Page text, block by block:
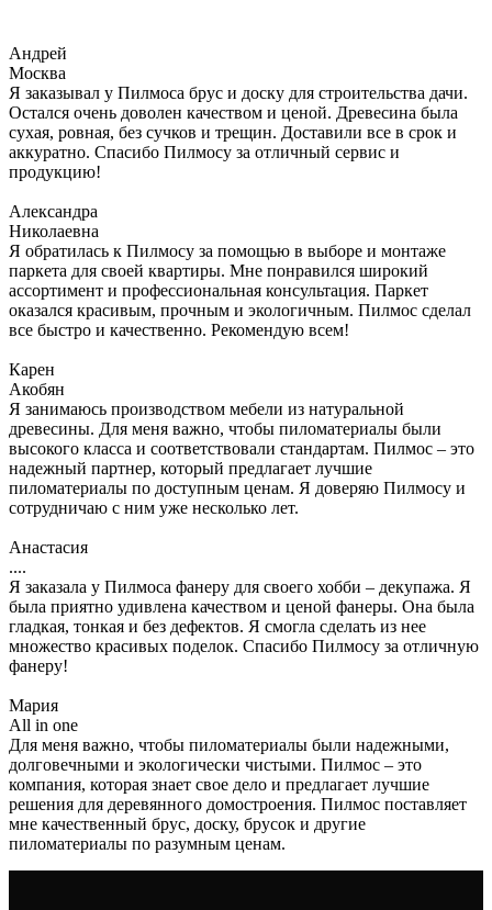
Андрей
Москва
Я заказывал у Пилмоса брус и доску для строительства дачи.
Остался очень доволен качеством и ценой. Древесина была
сухая, ровная, без сучков и трещин. Доставили все в срок и
аккуратно. Спасибо Пилмосу за отличный сервис и
продукцию!
Александра
Николаевна
Я обратилась к Пилмосу за помощью в выборе и монтаже
паркета для своей квартиры. Мне понравился широкий
ассортимент и профессиональная консультация. Паркет
оказался красивым, прочным и экологичным. Пилмос сделал
все быстро и качественно. Рекомендую всем!
Карен
Акобян
Я занимаюсь производством мебели из натуральной
древесины. Для меня важно, чтобы пиломатериалы были
высокого класса и соответствовали стандартам. Пилмос – это
надежный партнер, который предлагает лучшие
пиломатериалы по доступным ценам. Я доверяю Пилмосу и
сотрудничаю с ним уже несколько лет.
Анастасия
....
Я заказала у Пилмоса фанеру для своего хобби – декупажа. Я
была приятно удивлена качеством и ценой фанеры. Она была
гладкая, тонкая и без дефектов. Я смогла сделать из нее
множество красивых поделок. Спасибо Пилмосу за отличную
фанеру!
Мария
All in one
Для меня важно, чтобы пиломатериалы были надежными,
долговечными и экологически чистыми. Пилмос – это
компания, которая знает свое дело и предлагает лучшие
решения для деревянного домостроения. Пилмос поставляет
мне качественный брус, доску, брусок и другие
пиломатериалы по разумным ценам.